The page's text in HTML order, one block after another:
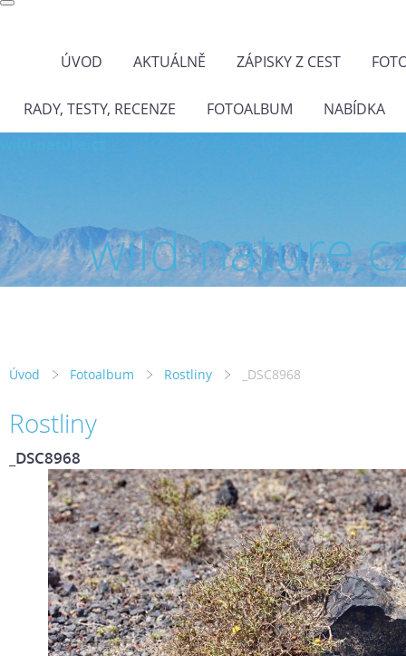
ÚVOD AKTUÁLNĚ ZÁPISKY Z CEST
RADY, TESTY, RECENZE FOTOALBUM NABÍDKA
wild-
Úvod Fotoalbum Rostliny _DSC8968
Rostliny
_DSC8968